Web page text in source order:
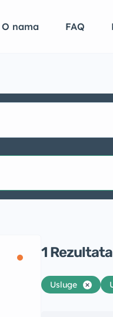
O nama FAQ
1 Rezultata
Usluge